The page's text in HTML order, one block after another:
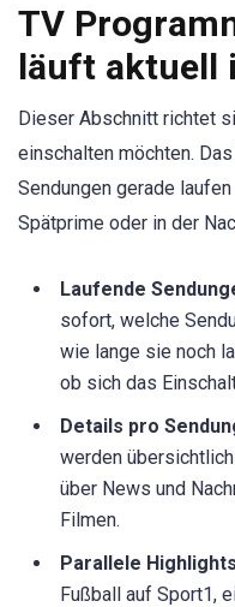
TV
läuft aktuell
Dieser Abschnitt richtet
einschalten möchten.
Sendungen gerade
Spätprime oder in der
Laufende
sofort, welche
wie lange sie noch
ob sich das
Details pro
werden
über News und
Filmen.
Parallele
Fußball auf Sport1,